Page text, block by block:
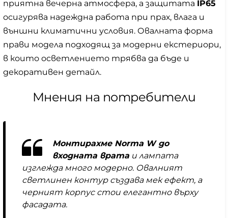
приятна вечерна атмосфера, а защитата IP65
осигурява надеждна работа при прах, влага и
външни климатични условия. Овалната форма
прави модела подходящ за модерни екстериори,
в които осветлението трябва да бъде и
декоративен детайл.
Мнения на потребители
Монтирахме Norma W до
входната врата и лампата
изглежда много модерно. Овалният
светлинен контур създава мек ефект, а
черният корпус стои елегантно върху
фасадата.